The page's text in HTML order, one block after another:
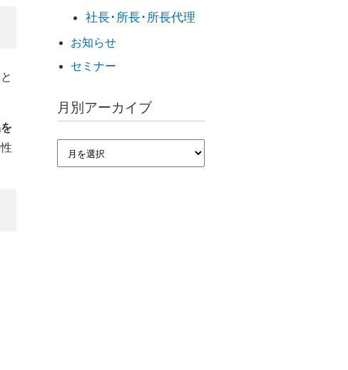
社長･所長･所長代理
お知らせ
セミナー
月別アーカイブ